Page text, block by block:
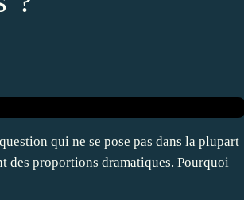
qui ne se pose pas dans la plupart
des proportions dramatiques. Pourquoi